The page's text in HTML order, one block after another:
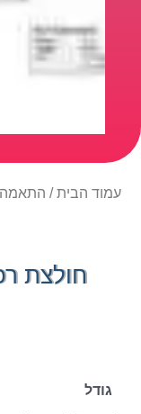
עמוד הבית / התאמה
חולצת
גודל